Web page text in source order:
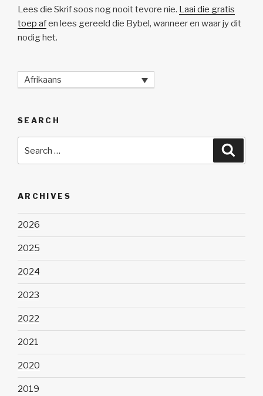
Lees die Skrif soos nog nooit tevore nie. Laai die gratis
toep afen lees gereeld die Bybel, wanneer en waar jy dit
nodig het.
Afrikaans
SEARCH
for:
ARCHIVES
2026
2025
2024
2023
2022
2021
2020
2019